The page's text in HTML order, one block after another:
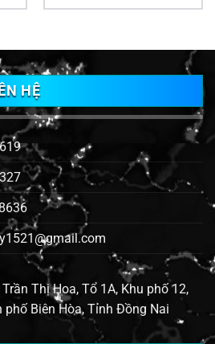
HỆ
Thị Hoa, Tổ 1A, Khu phố 12,
phố Biên Hòa, Tỉnh Đồng Nai